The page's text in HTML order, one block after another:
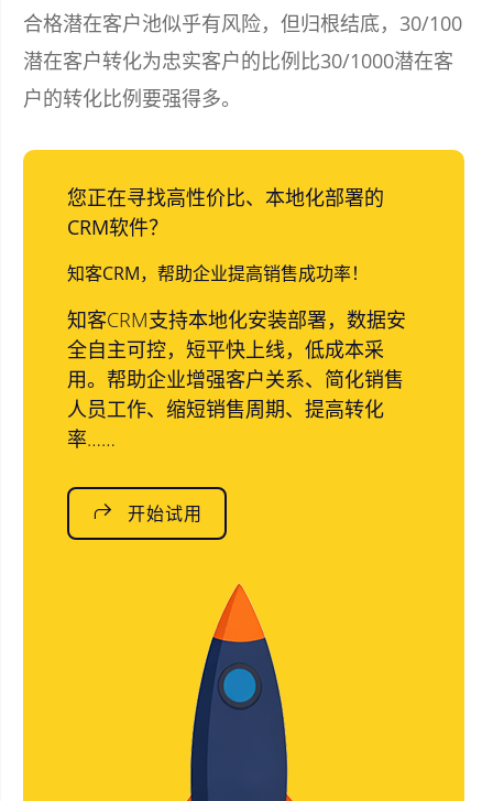
合格潜在客户池似乎有风险，但归根结底，30/100
潜在客户转化为忠实客户的比例比30/1000潜在客
户的转化比例要强得多。
您正在寻找高性价比、本地化部署的
CRM软件？
知客CRM，帮助企业提高销售成功率！
知客CRM支持本地化安装部署，数据安
全自主可控，短平快上线，低成本采
用。帮助企业增强客户关系、简化销售
人员工作、缩短销售周期、提高转化
率……
开始试用